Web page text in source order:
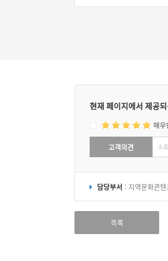
현재 페이지에서 제공
매
고객의견
담당부서 : 지역문화콘텐
목록